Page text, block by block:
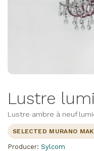
Lustre
Lustre ambre à neuf
SELECTED MURANO
Producer: Sylcom